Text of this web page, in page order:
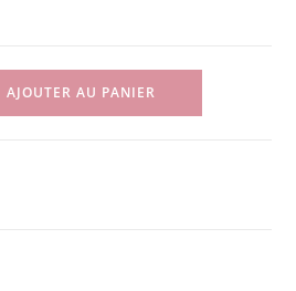
AJOUTER AU PANIER